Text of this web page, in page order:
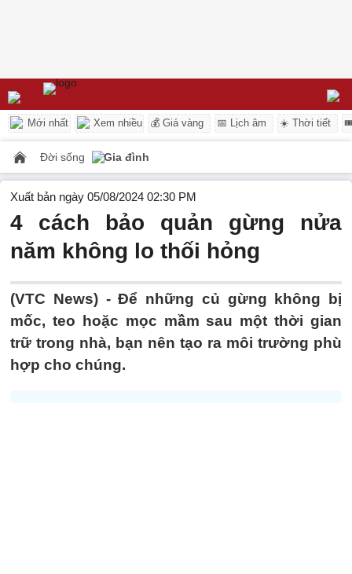
Mới nhất Xem nhiều 💰 Giá vàng 📅 Lịch âm ☀️ Thời tiết
Đời sống Gia đình
Xuất bản ngày 05/08/2024 02:30 PM
4 cách bảo quản gừng nửa
năm không lo thối hỏng
(VTC News) -Để những củ gừng không bị
mốc, teo hoặc mọc mầm sau một thời gian
trữ trong nhà, bạn nên tạo ra môi trường phù
hợp cho chúng.